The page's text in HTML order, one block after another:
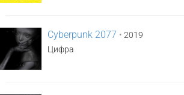
Cyberpunk 2077 • 2019
Цифра